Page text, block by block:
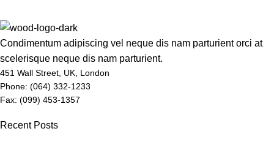
Condimentum adipiscing vel neque dis nam parturient orci at
scelerisque neque dis nam parturient.
451 Wall Street, UK, London
Phone: (064) 332-1233
Fax: (099) 453-1357
Recent Posts